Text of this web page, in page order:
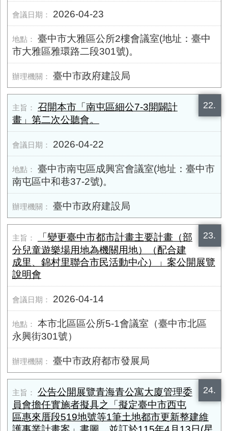
2026-04-23
臺中市大雅區公所2樓會議室(地址：臺中
市大雅區雅環路二段301號)。
臺中市政府建設局
22.
召開本市「南屯區細公7-3開闢計
畫」第二次公聽會。
2026-04-22
臺中市南屯區成興宮會議室(地址：臺中市
南屯區中和巷37-2號)。
臺中市政府建設局
23.
「變更臺中市都市計畫主要計畫（部
分兒童遊樂場用地為機關用地）（配合建
成里、錦村里聯合市民活動中心）」案公開展覽
說明會
2026-04-14
本市北區區公所5-1會議室（臺中市北區
永興街​301號）
臺中市政府都市發展局
24.
公告公開展覽青海青公寓大廈管理委
員會擔任實施者擬具之「擬定臺中市西屯
區惠來厝段519地號等1筆土地都市更新整建維